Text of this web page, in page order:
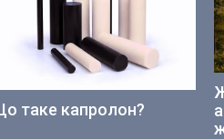
таке капролон?